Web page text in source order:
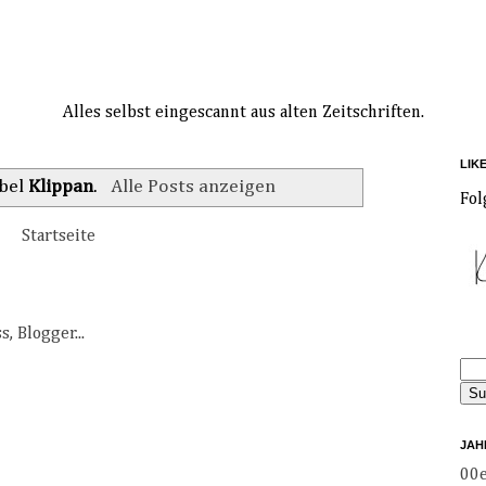
Alles selbst eingescannt aus alten Zeitschriften.
Klippan. Alle Posts anzeigen
Startseite